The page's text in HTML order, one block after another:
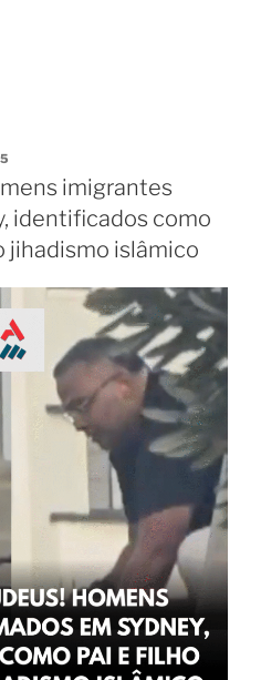
imigrantes
identificados como
jihadismo islâmico